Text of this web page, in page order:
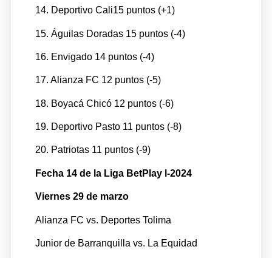
14. Deportivo Cali15 puntos (+1)
15. Águilas Doradas 15 puntos (-4)
16. Envigado 14 puntos (-4)
17. Alianza FC 12 puntos (-5)
18. Boyacá Chicó 12 puntos (-6)
19. Deportivo Pasto 11 puntos (-8)
20. Patriotas 11 puntos (-9)
Fecha 14 de la Liga BetPlay l-2024
Viernes 29 de marzo
Alianza FC vs. Deportes Tolima
Junior de Barranquilla vs. La Equidad